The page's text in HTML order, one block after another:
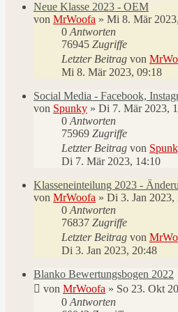
Neue Klasse 2023 - OEM
von MrWoofa » Mi 8. Mär
0 Antworten
76945 Zugriffe
Letzter Beitrag von
Mi 8. Mär 2023, 09:18
Social Media - Facebook,
von Spunky » Di 7. Mär 2023,
0 Antworten
75969 Zugriffe
Letzter Beitrag von
Di 7. Mär 2023, 14:10
Klasseneinteilung 2023 -
von MrWoofa » Di 3. Jan 2023,
0 Antworten
76837 Zugriffe
Letzter Beitrag von
Di 3. Jan 2023, 20:48
Blanko Bewertungsbogen 2022
von MrWoofa » So 23. Okt
0 Antworten